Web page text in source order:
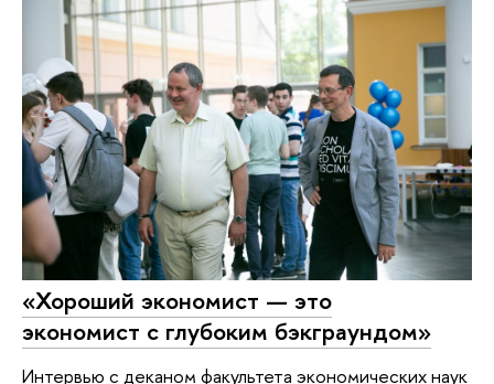
«Хороший экономист — это
экономист с глубоким бэкграундом»
Интервью с деканом факультета экономических наук